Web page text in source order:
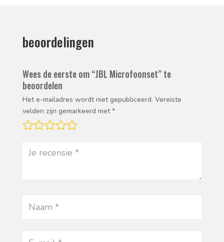
beoordelingen
Wees de eerste om “JBL Microfoonset” te
beoordelen
Het e-mailadres wordt niet gepubliceerd. Vereiste
velden zijn gemarkeerd met*